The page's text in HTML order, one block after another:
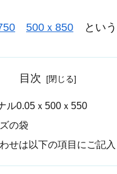
500ｘ850 という
目次
ル0.05ｘ500ｘ550
の袋
せは以下の項目にご記